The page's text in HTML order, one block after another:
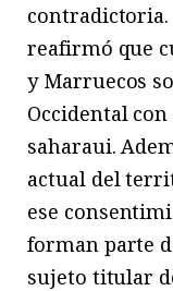
reafirmó que
y Marruecos
Occidental
saharaui.
actual del
ese
forman parte
sujeto titular